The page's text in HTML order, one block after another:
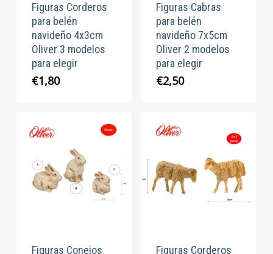
Figuras Corderos
para belén
navideño 4x3cm
Oliver 3 modelos
para elegir
€1,80
Figuras Cabras
para belén
navideño 7x5cm
Oliver 2 modelos
para elegir
€2,50
Figuras Conejos
Figuras Corderos